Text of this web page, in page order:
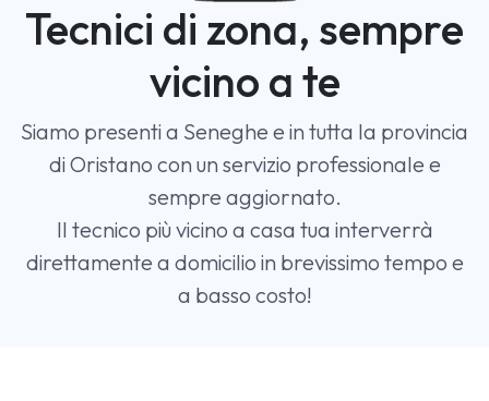
Tecnici di zona, sempre
vicino a te
Siamo presenti a Seneghe e in tutta la provincia
di Oristano con un servizio professionale e
sempre aggiornato.
Il tecnico più vicino a casa tua interverrà
direttamente a domicilio in brevissimo tempo e
a basso costo!